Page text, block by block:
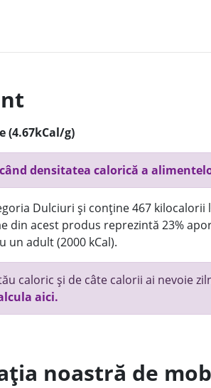
(4.67kCal/g)
densitatea calorică a
Dulciuri și conține 467 kilocalorii
din acest produs reprezintă 23%
un adult (2000 kCal).
caloric și de câte calorii ai nevoie
aici.
noastră de